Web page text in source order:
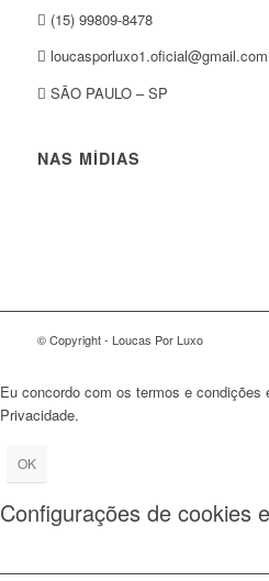
(15) 99809-8478
loucasporluxo1.oficial@gmail.com
SÃO PAULO – SP
NAS MÍDIAS
© Copyright - Loucas Por Luxo
Eu concordo com os termos e
Privacidade.
OK
Configurações de cookies